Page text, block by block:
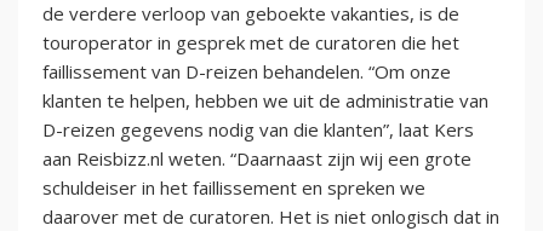
de verdere verloop van geboekte vakanties, is de
touroperator in gesprek met de curatoren die het
faillissement van D-reizen behandelen. “Om onze
klanten te helpen, hebben we uit de administratie van
D-reizen gegevens nodig van die klanten”, laat Kers
aan Reisbizz.nl weten. “Daarnaast zijn wij een grote
schuldeiser in het faillissement en spreken we
daarover met de curatoren. Het is niet onlogisch dat in